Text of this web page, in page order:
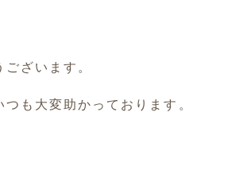
ざいます。
も大変助かっております。